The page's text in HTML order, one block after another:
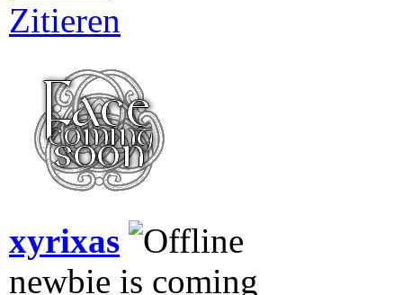
Zitieren
xyrixas
newbie is coming